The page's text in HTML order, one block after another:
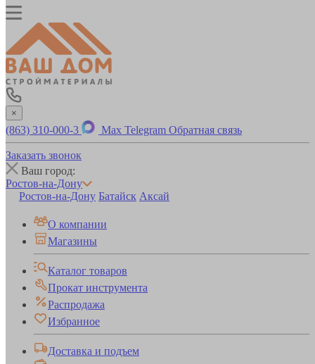
×
(863) 310-000-3 Max Telegram Обратная связь
Заказать звонок
Ваш город:
Ростов-на-Дону
Ростов-на-Дону Батайск Аксай
О компании
Магазины
Каталог товаров
Прокат инструмента
Распродажа
Избранное
Доставка и подъем